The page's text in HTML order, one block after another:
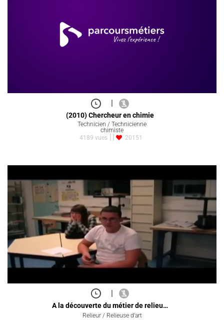
(2010) Chercheur en chimie
Technicien / Technicienne
chimiste
4189 vues
20151
|
A la découverte du métier de relieu…
Relieur / Relieuse d'art